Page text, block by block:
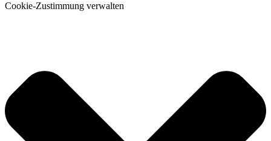
Cookie-Zustimmung verwalten